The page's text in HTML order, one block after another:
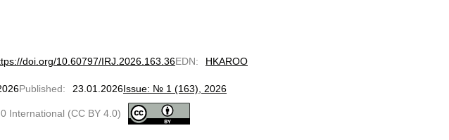
doi.org/10.60797/IRJ.2026.163.36EDN: HKAROO
Published: 23.01.2026Issue: № 1 (163), 2026
International (CC BY 4.0)